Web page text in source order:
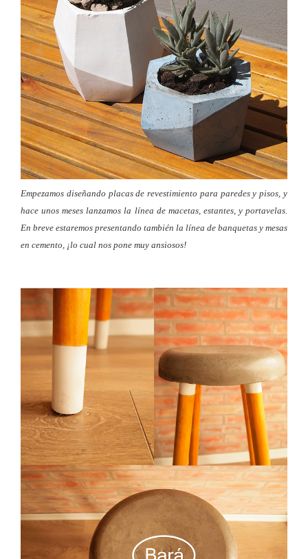
Empezamos diseñando placas de revestimiento para paredes y pisos, y
hace unos meses lanzamos la línea de macetas, estantes, y portavelas.
En breve estaremos presentando también la línea de banquetas y mesas
en cemento, ¡lo cual nos pone muy ansiosos!